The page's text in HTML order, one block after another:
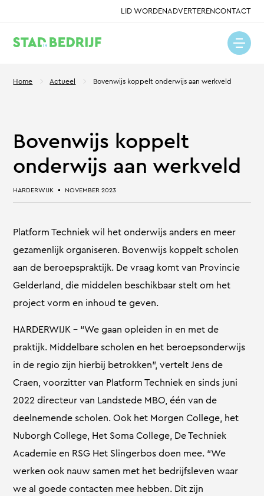
LID WORDENADVERTERENCONTACT
Home Actueel Bovenwijs koppelt onderwijs aan werkveld
Bovenwijs koppelt
onderwijs aan werkveld
HARDERWIJK NOVEMBER 2023
Platform Techniek wil het onderwijs anders en meer
gezamenlijk organiseren. Bovenwijs koppelt scholen
aan de beroepspraktijk. De vraag komt van Provincie
Gelderland, die middelen beschikbaar stelt om het
project vorm en inhoud te geven.
HARDERWIJK – “We gaan opleiden in en met de
praktijk. Middelbare scholen en het beroepsonderwijs
in de regio zijn hierbij betrokken”, vertelt Jens de
Craen, voorzitter van Platform Techniek en sinds juni
2022 directeur van Landstede MBO, één van de
deelnemende scholen. Ook het Morgen College, het
Nuborgh College, Het Soma College, De Techniek
Academie en RSG Het Slingerbos doen mee. “We
werken ook nauw samen met het bedrijfsleven waar
we al goede contacten mee hebben. Dit zijn